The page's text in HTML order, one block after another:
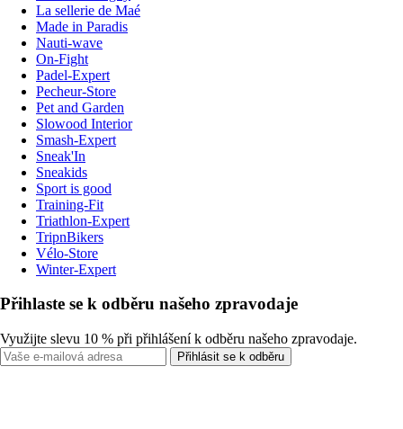
La sellerie de Maé
Made in Paradis
Nauti-wave
On-Fight
Padel-Expert
Pecheur-Store
Pet and Garden
Slowood Interior
Smash-Expert
Sneak'In
Sneakids
Sport is good
Training-Fit
Triathlon-Expert
TripnBikers
Vélo-Store
Winter-Expert
Přihlaste se k odběru našeho zpravodaje
Využijte slevu 10 % při přihlášení k odběru našeho zpravodaje.
Přihlásit se k odběru